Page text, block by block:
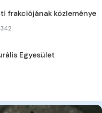
frakciójának közleménye
Egyesület